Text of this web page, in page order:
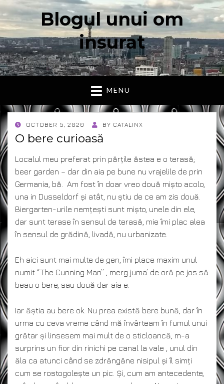
Blogul unui om
insurat
Aici vorbesc io, cu cuvintele mele. Declaratie….
MENU
POSTED
ON
OCTOBER 5, 2020 BY CATALINX
O bere curioasă
Localul meu preferat prin părțile ăstea e o terasă;
beer garden – dar din aia pe bune nu vrajelile de prin
Germania, bă. Am fost în doar vreo două mișto acolo,
una in Dusseldorf și atât, nu știu de ce am zis două.
Biergarten-urile nemțești sunt mișto, unele din ele,
dar sunt terase în sensul de terasă, mie îmi plac alea
în sensul de grădină, livadă, nu urbanizate.
Eh aici sunt mai multe de gen, îmi place maxim unul
numit “The Cunning Man” , merg juma’ de oră pe jos să
beau o bere, sau două dar aia e.
Iar ăștia au bere ok. Nu prea există bere bună, dar în
urma cu ceva vreme când mă învârteam în fumul unui
grătar și linsesem mai mult de o sticloancă, m-a
surprins un fior din rinichi pe canal la vale , unul din
ăla ca atunci când se zdrăngăne nisipul și îl simți
cum se rostogolește un pic. Și, cum am antecedente,